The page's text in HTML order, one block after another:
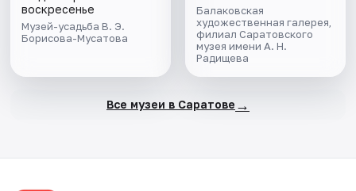
воскресенье
Музей-усадьба В. Э.
Борисова-Мусатова
Балаковская
художественная галерея,
филиал Саратовского
музея имени А. Н.
Радищева
Все музеи в Саратове →